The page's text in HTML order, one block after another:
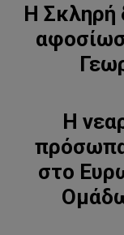
Η Σκληρή
Η
στο